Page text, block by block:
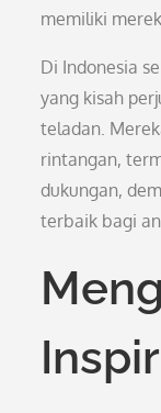
memiliki
Di Indonesia
yang kisah
teladan.
rintangan,
dukungan,
terbaik bagi